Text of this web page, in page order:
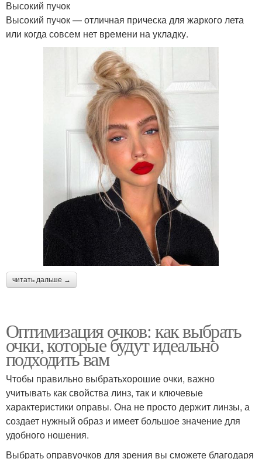
Высокий пучок
Высокий пучок — отличная прическа для жаркого лета
или когда совсем нет времени на укладку.
читать дальше →
Оптимизация очков: как выбрать
очки, которые будут идеально
подходить вам
Чтобы правильно выбратьхорошие очки, важно
учитывать как свойства линз, так и ключевые
характеристики оправы. Она не просто держит линзы, а
создает нужный образ и имеет большое значение для
удобного ношения.
Выбрать оправуочков для зрения вы сможете благодаря